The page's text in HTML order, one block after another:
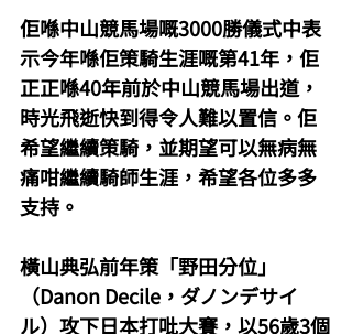
佢喺中山競馬場嘅3000勝儀式中表
示今年喺佢策騎生涯嘅第41年，佢
正正喺40年前於中山競馬場出道，
時光飛逝快到得令人難以置信。佢
希望繼續策騎，並期望可以無病無
痛咁繼續騎師生涯，希望各位多多
支持。
橫山典弘前年策「野田分位」
（Danon Decile，ダノンデサイ
ル）攻下日本打吡大賽，以56歲3個